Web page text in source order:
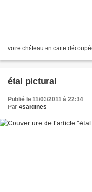
votre château en carte
étal pictural
Publié le 11/03/2011 à 22:34
Par 4sardines